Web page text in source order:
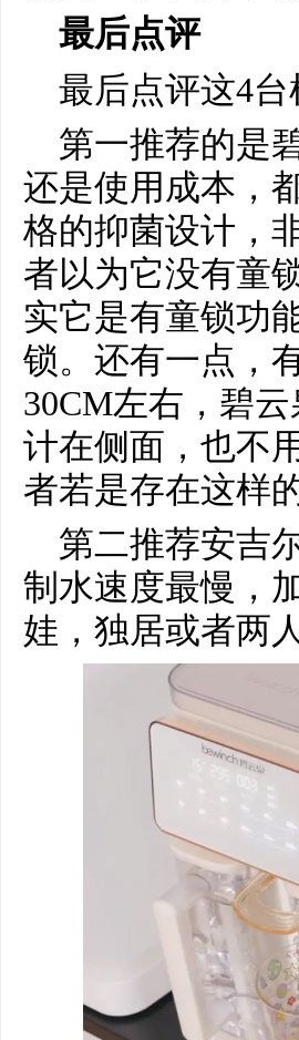
最后点评
最后点评这4
第一推荐的是
还是使用成本，
格的抑菌设计，
者以为它没有童
实它是有童锁功
锁。还有一点，
30CM左右，碧
计在侧面，也不
者若是存在这样
第二推荐安吉
制水速度最慢，
娃，独居或者两